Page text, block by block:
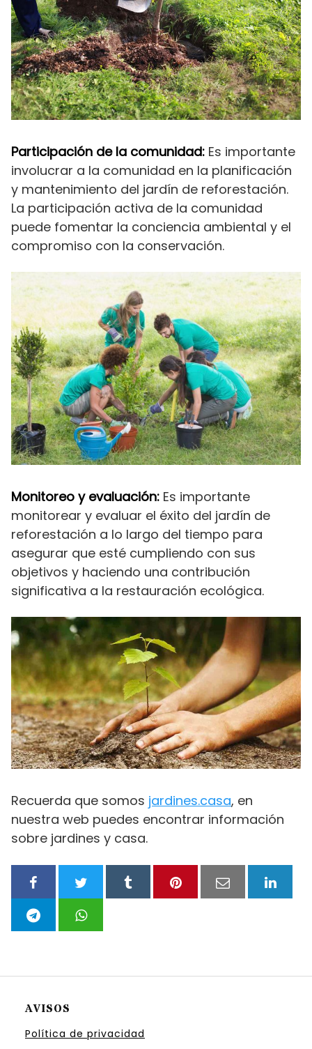
Participación de la comunidad: Es importante
involucrar a la comunidad en la planificación
y mantenimiento del jardín de reforestación.
La participación activa de la comunidad
puede fomentar la conciencia ambiental y el
compromiso con la conservación.
Monitoreo y evaluación: Es importante
monitorear y evaluar el éxito del jardín de
reforestación a lo largo del tiempo para
asegurar que esté cumpliendo con sus
objetivos y haciendo una contribución
significativa a la restauración ecológica.
Recuerda que somos jardines.casa, en
nuestra web puedes encontrar información
sobre jardines y casa.
AVISOS
Política de privacidad